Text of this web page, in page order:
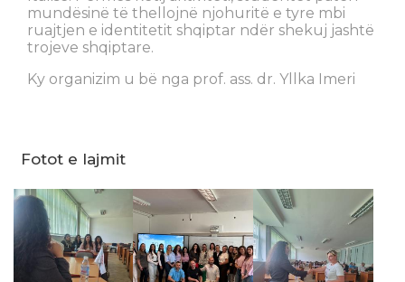
mundësinë të thellojnë njohuritë e tyre mbi
ruajtjen e identitetit shqiptar ndër shekuj jashtë
trojeve shqiptare.
Ky organizim u bë nga prof. ass. dr. Yllka Imeri
Fotot e lajmit